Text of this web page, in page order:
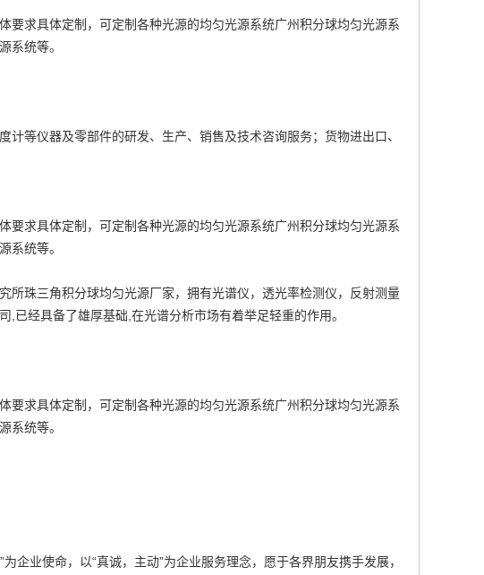
要求具体定制，可定制各种光源的均匀光源系统广州积分球均匀光源系
系统等。
等仪器及零部件的研发、生产、销售及技术咨询服务；货物进出口、
要求具体定制，可定制各种光源的均匀光源系统广州积分球均匀光源系
系统等。
所珠三角积分球均匀光源厂家，拥有光谱仪，透光率检测仪，反射测量
已经具备了雄厚基础,在光谱分析市场有着举足轻重的作用。
要求具体定制，可定制各种光源的均匀光源系统广州积分球均匀光源系
系统等。
企业使命，以“真诚，主动”为企业服务理念，愿于各界朋友携手发展，